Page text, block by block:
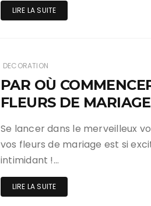
LIRE LA SUITE
DECORATION
PAR OÙ
FLEURS DE MARIAGE
Se lancer dans le merveilleux
vos fleurs de mariage est si
intimidant !…
LIRE LA SUITE